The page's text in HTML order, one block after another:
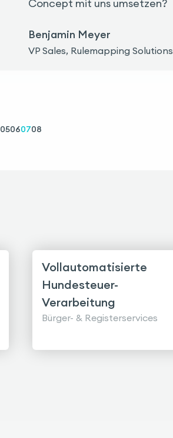
Concept mit uns umsetzen?
Benjamin Meyer
VP Sales, Rulemapping Solutions
05060708
Vollautomatisierte
Hundesteuer-
Verarbeitung
Bürger- & Registerservices